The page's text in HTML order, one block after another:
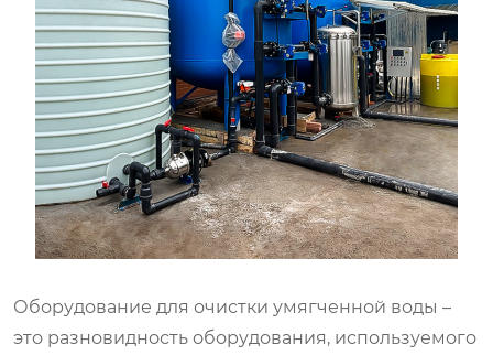
Оборудование для очистки умягченной воды –
это разновидность оборудования, используемого